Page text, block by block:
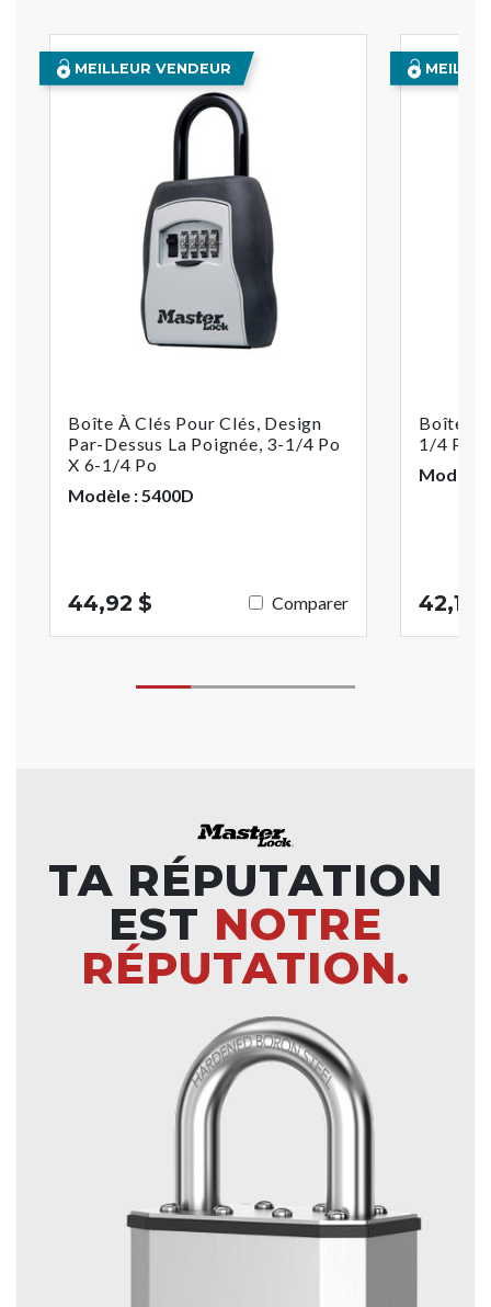
MEILLEUR VENDEUR
Boîte À Clés Pour Clés, Design
Par-Dessus La Poignée, 3-1/4 Po
X 6-1/4 Po
Modèle : 5400D
44,92 $ Comparer
Boîte À
1/4 Po
Modèle
42,13
TA RÉPUTATION
EST NOTRE
RÉPUTATION.